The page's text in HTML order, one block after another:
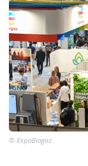
© ExpoBiogaz